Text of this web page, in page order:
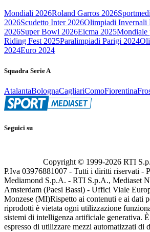
Mondiali 2026Roland Garros 2026
2026Scudetto Inter 2026Olimpiadi Invernali
2026Super Bowl 2026Eicma 2025Mondiale
Riding Fest 2025Paralimpiadi Parigi 2024
2024Euro 2024
Squadra Serie A
AtalantaBolognaCagliariComoFiorentina
Seguici su
Copyright © 1999-2026 RTI
P.Iva 03976881007 - Tutti i diritti riservati -
Mediamond S.p.A. - RTI S.p.A., Mediaset
Amsterdam (Paesi Bassi) - Uffici Viale
Monzese (MI)Rispetto ai contenuti e ai dati
riprodotti è vietata ogni utilizzazione
sistemi di intelligenza artificiale generativa.
espresso di utilizzare mezzi automatizzati di